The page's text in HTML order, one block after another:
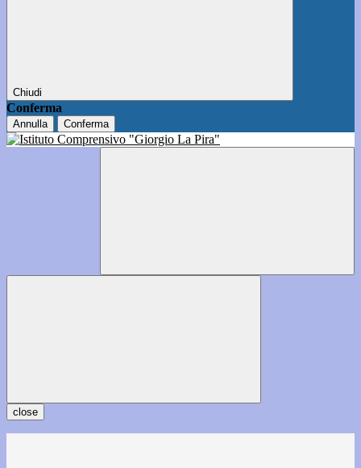
Chiudi
Conferma
Annulla Conferma
close